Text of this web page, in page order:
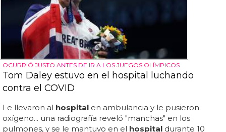
OCURRIÓ JUSTO ANTES DE IR A LOS JUEGOS OLÍMPICOS
Tom Daley estuvo en el hospital luchando
contra el COVID
Le llevaron al hospital en ambulancia y le pusieron
oxígeno... una radiografía reveló "manchas" en los
pulmones, y se le mantuvo en el hospital durante 10